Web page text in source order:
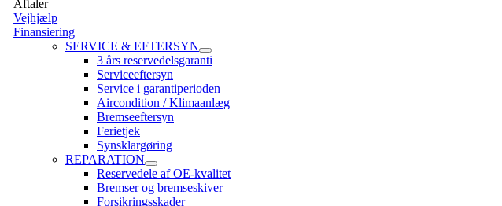
Aftaler
Vejhjælp
Finansiering
SERVICE & EFTERSYN
3 års reservedelsgaranti
Serviceeftersyn
Service i garantiperioden
Aircondition / Klimaanlæg
Bremseeftersyn
Ferietjek
Synsklargøring
REPARATION
Reservedele af OE-kvalitet
Bremser og bremseskiver
Forsikringsskader